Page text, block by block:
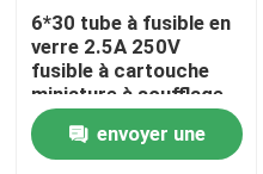
Contrôle de la qualité
Nous contacter
6*30 tube à fusible en
verre 2.5A 250V
fusible à cartouche
miniature à soufflage
rapide 500mA à 30A
L250V envoyer une